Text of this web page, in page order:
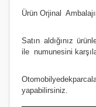
Ürün Orjinal
Satın aldığınız
ile numunesini
yapabilirsiniz.